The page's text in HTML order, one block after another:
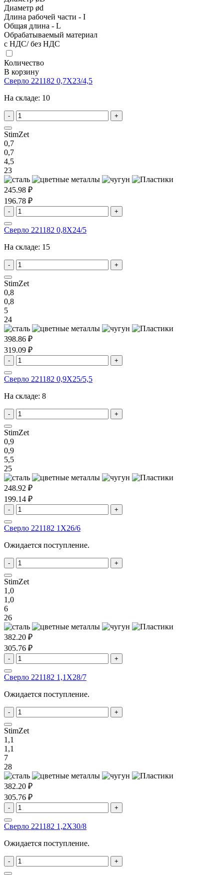
Диаметр ød
Длина рабочей части - I
Общая длина - L
Обрабатываемый материал
с НДС/ без НДС
Количество
В корзину
Сверло 221182 0,7X23/4,5
На складе: 10
- +
StimZet
0,7
0,7
4,5
23
245.98 ₽
196.78 ₽
- +
Сверло 221182 0,8X24/5
На складе: 15
- +
StimZet
0,8
0,8
5
24
398.86 ₽
319.09 ₽
- +
Сверло 221182 0,9X25/5,5
На складе: 8
- +
StimZet
0,9
0,9
5,5
25
248.92 ₽
199.14 ₽
- +
Сверло 221182 1X26/6
Ожидается поступление.
- +
StimZet
1,0
1,0
6
26
382.20 ₽
305.76 ₽
- +
Сверло 221182 1,1X28/7
Ожидается поступление.
- +
StimZet
1,1
1,1
7
28
382.20 ₽
305.76 ₽
- +
Сверло 221182 1,2X30/8
Ожидается поступление.
- +